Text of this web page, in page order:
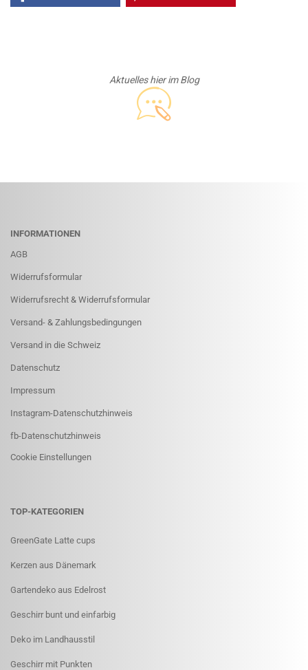
Aktuelles hier im Blog
INFORMATIONEN
AGB
Widerrufsformular
Widerrufsrecht & Widerrufsformular
Versand- & Zahlungsbedingungen
Versand in die Schweiz
Datenschutz
Impressum
Instagram-Datenschutzhinweis
fb-Datenschutzhinweis
Cookie Einstellungen
TOP-KATEGORIEN
GreenGate Latte cups
Kerzen aus Dänemark
Gartendeko aus Edelrost
Geschirr bunt und einfarbig
Deko im Landhausstil
Geschirr mit Punkten